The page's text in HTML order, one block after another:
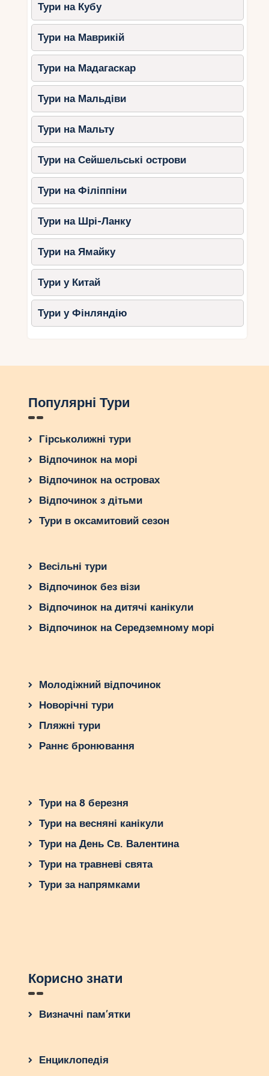
найголовніше у сімейній відпустці – це час,
проведений разом. Подумайте, які моменти з
подорожі ви хотіли б запам’ятати особливо
яскраво?
Тури на Кубу
Тури на Маврикій
Тури на Мадагаскар
Тури на Мальдіви
Тури на Мальту
Тури на Сейшельські острови
Тури на Філіппіни
Тури на Шрі-Ланку
Тури на Ямайку
Тури у Китай
Тури у Фінляндію
Популярні Тури
Гірськолижні тури
Відпочинок на морі
Відпочинок на островах
Відпочинок з дітьми
Тури в оксамитовий сезон
Весільні тури
Відпочинок без візи
Відпочинок на дитячі канікули
Відпочинок на Середземному морі
Молодіжний відпочинок
Новорічні тури
Пляжні тури
Раннє бронювання
Тури на 8 березня
Тури на весняні канікули
Тури на День Св. Валентина
Тури на травневі свята
Тури за напрямками
Корисно знати
Визначні пам’ятки
Енциклопедія